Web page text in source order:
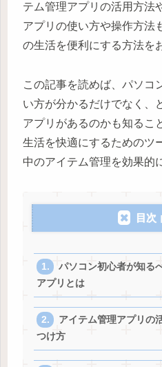
テム管理アプリの活用方法
アプリの使い方や操作方法
の生活を便利にする方法を
この記事を読めば、パソコ
い方が分かるだけでなく、
アプリがあるのかも知るこ
生活を快適にするためのツ
中のアイテム管理を効果的
目次
パソコン初心者が知る
アプリとは
アイテム管理アプリの
つけ方